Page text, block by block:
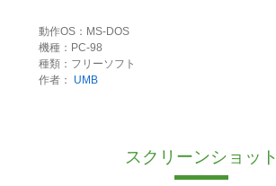
動作OS：MS-DOS
機種：PC-98
種類：フリーソフト
作者：
UMB
スクリーンショット